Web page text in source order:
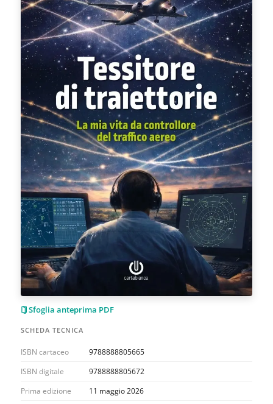
Sfoglia anteprima PDF
SCHEDA TECNICA
ISBN cartaceo
9788888805665
ISBN digitale
9788888805672
Prima edizione
11 maggio 2026